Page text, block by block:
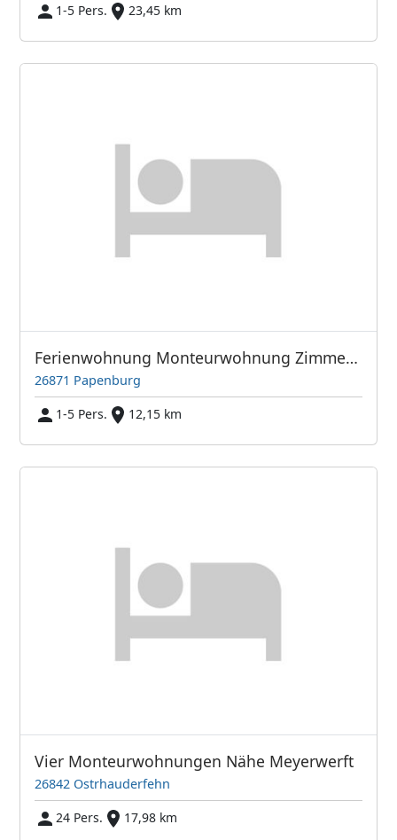
1-5 Pers.
23,45 km
Ferienwohnung Monteurwohnung Zimmer Wohnung Meyer Werft
26871 Papenburg
1-5 Pers.
12,15 km
Vier Monteurwohnungen Nähe Meyerwerft
26842 Ostrhauderfehn
24 Pers.
17,98 km